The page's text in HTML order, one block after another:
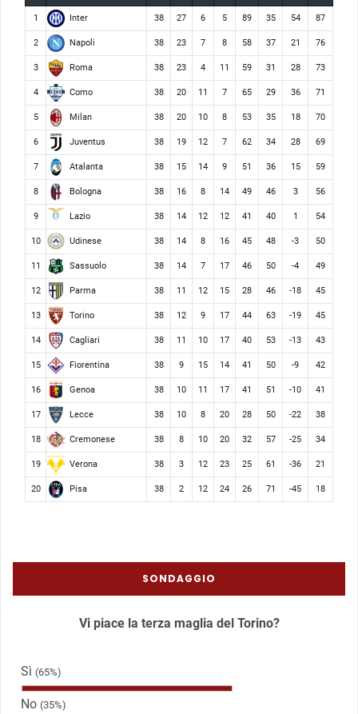
1 Inter 38 27 6 5 89 35 54 87
2 Napoli 38 23 7 8 58 37 21 76
3 Roma 38 23 4 11 59 31 28 73
4 Como 38 20 11 7 65 29 36 71
5 Milan 38 20 10 8 53 35 18 70
6 Juventus 38 19 12 7 62 34 28 69
7 Atalanta 38 15 14 9 51 36 15 59
8 Bologna 38 16 8 14 49 46 3 56
9 Lazio 38 14 12 12 41 40 1 54
10 Udinese 38 14 8 16 45 48 -3 50
11 Sassuolo 38 14 7 17 46 50 -4 49
12 Parma 38 11 12 15 28 46 -18 45
13 Torino 38 12 9 17 44 63 -19 45
14 Cagliari 38 11 10 17 40 53 -13 43
15 Fiorentina 38 9 15 14 41 50 -9 42
16 Genoa 38 10 11 17 41 51 -10 41
17 Lecce 38 10 8 20 28 50 -22 38
18 Cremonese 38 8 10 20 32 57 -25 34
19 Verona 38 3 12 23 25 61 -36 21
20 Pisa 38 2 12 24 26 71 -45 18
SONDAGGIO
Vi piace la terza maglia del Torino?
Sì (65%)
No (35%)